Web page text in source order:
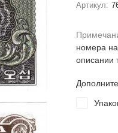
Артикул:
номера
описании